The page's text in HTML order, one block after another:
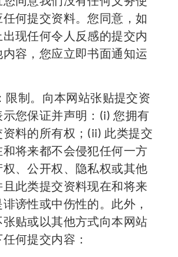
利
何提交资料。您同意，如
现任何令人反感的提交内
容，您应立即书面通知运
限制。向本网站张贴提交资
您保证并声明：(i) 您拥有
料的所有权；(ii) 此类提交
将来都不会侵犯任何一方
、公开权、隐私权或其他
此类提交资料现在和将来
谤性或中伤性的。此外，
贴或以其他方式向本网站
何提交内容：